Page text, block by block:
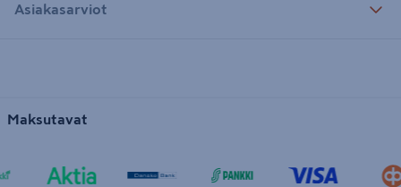
Asiakasarviot
Maksutavat